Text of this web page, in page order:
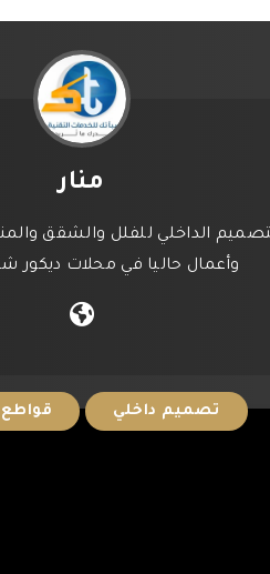
منار
وأعمال حاليا في محلات
تصميم داخلي